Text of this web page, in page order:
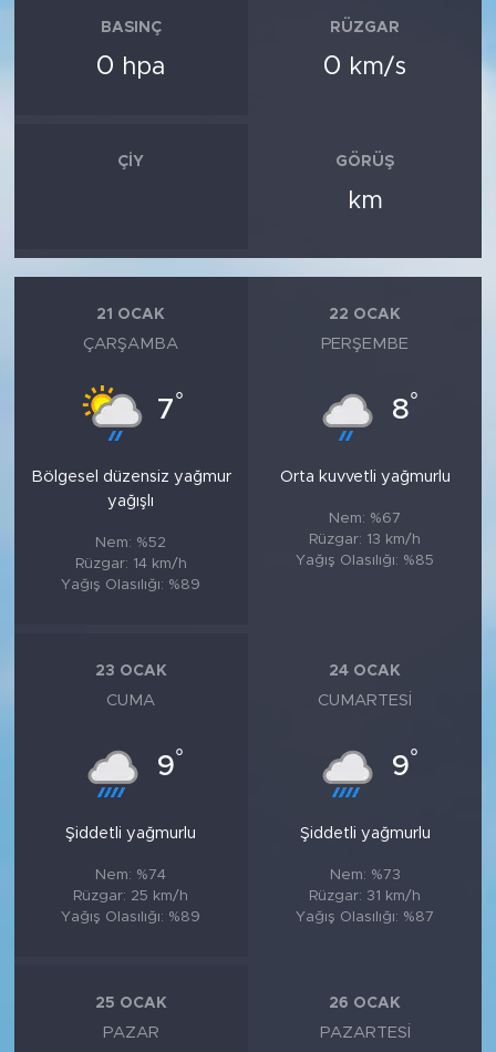
BASINÇ
0 hpa
RÜZGAR
0 km/s
ÇIY GÖRÜŞ
km
21 OCAK
ÇARŞAMBA
7°
Bölgesel düzensiz yağmur
yağışlı
Nem: %52
Rüzgar: 14 km/h
Yağış Olasılığı: %89
22 OCAK
PERŞEMBE
8°
Orta kuvvetli yağmurlu
Nem: %67
Rüzgar: 13 km/h
Yağış Olasılığı: %85
23 OCAK
CUMA
9°
Şiddetli yağmurlu
Nem: %74
Rüzgar: 25 km/h
Yağış Olasılığı: %89
24 OCAK
CUMARTESI
9°
Şiddetli yağmurlu
Nem: %73
Rüzgar: 31 km/h
Yağış Olasılığı: %87
25 OCAK
PAZAR
26 OCAK
PAZARTESI